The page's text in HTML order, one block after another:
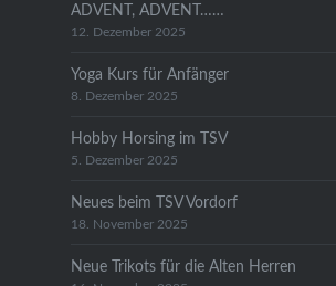
ADVENT, ADVENT……
12. Dezember 2025
Yoga Kurs für Anfänger
8. Dezember 2025
Hobby Horsing im TSV
5. Dezember 2025
Neues beim TSV Vordorf
18. November 2025
Neue Trikots für die Alten Herren